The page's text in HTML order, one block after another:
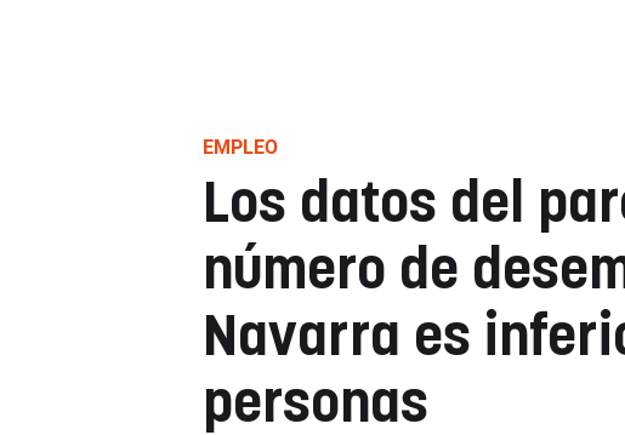
EMPLEO
Los datos del
número de
Navarra es
personas